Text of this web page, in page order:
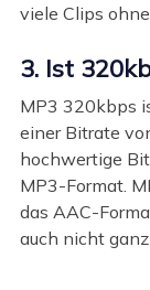
viele Clips
3. Ist
MP3 320kbps
einer Bitrate
hochwertige
MP3-Format.
das AAC-
auch nicht